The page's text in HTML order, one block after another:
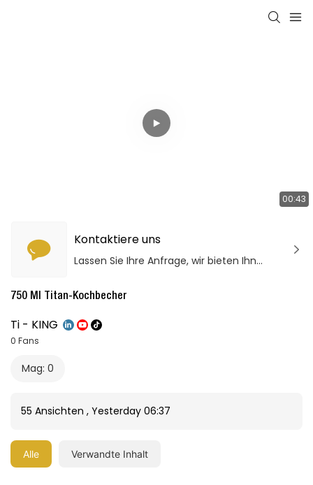
00:43
Kontaktiere uns
Lassen Sie Ihre Anfrage, wir bieten Ihnen qualitativ hochwertige Produkte und Dienstleistungen!
750 Ml Titan-Kochbecher
Ti - KING
0 Fans
Mag: 0
55 Ansichten , Yesterday 06:37
Alle Verwandte Inhalt